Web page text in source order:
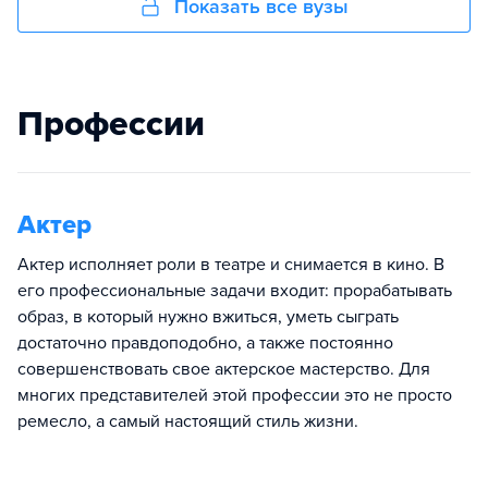
Показать все вузы
Профессии
Актер
Актер исполняет роли в театре и снимается в кино. В
его профессиональные задачи входит: прорабатывать
образ, в который нужно вжиться, уметь сыграть
достаточно правдоподобно, а также постоянно
совершенствовать свое актерское мастерство. Для
многих представителей этой профессии это не просто
ремесло, а самый настоящий стиль жизни.